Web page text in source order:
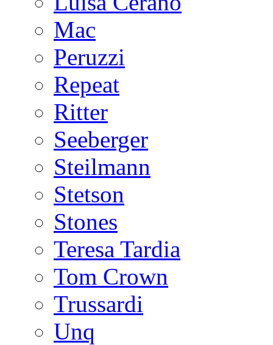
Mac
Peruzzi
Repeat
Ritter
Seeberger
Steilmann
Stetson
Stones
Teresa Tardia
Tom Crown
Trussardi
Unq